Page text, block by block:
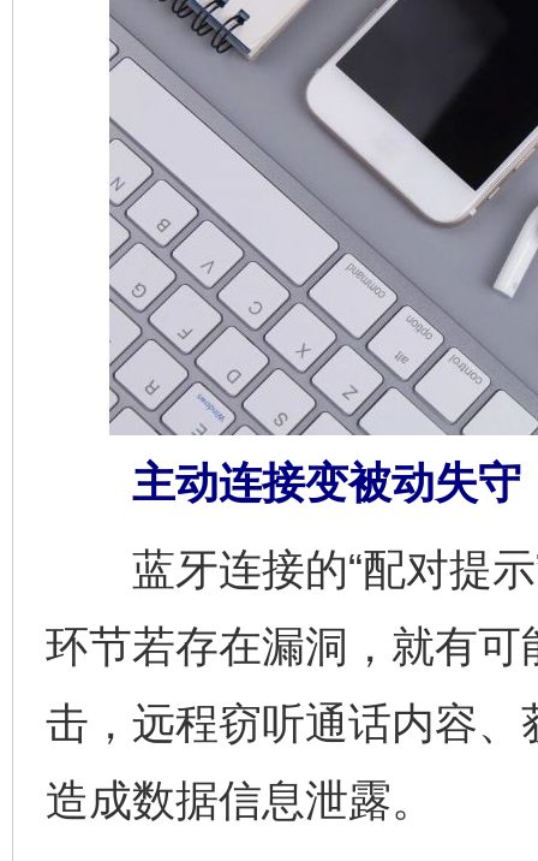
主动连接变被动失守
蓝牙连接的“配对提示
环节若存在漏洞，就有
击，远程窃听通话内容
造成数据信息泄露。